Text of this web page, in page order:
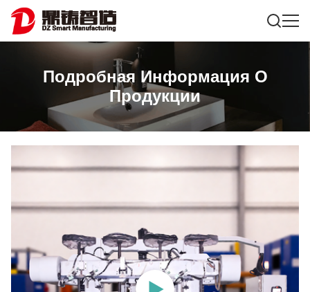
Подробная Информация О
Продукции